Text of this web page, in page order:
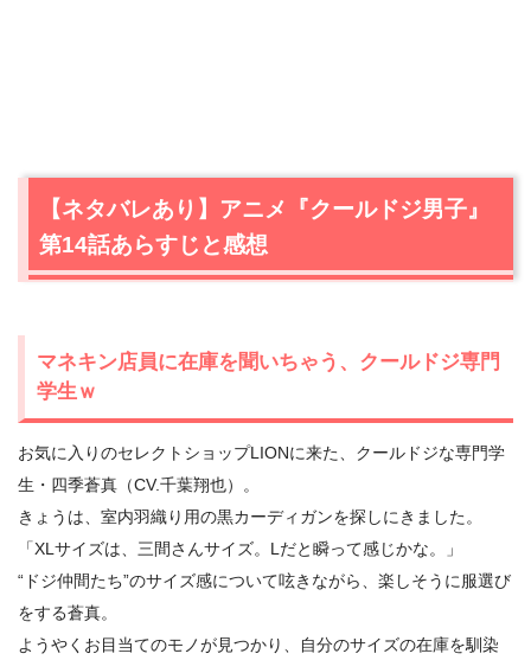
【ネタバレあり】アニメ『クールドジ男子』
第14話あらすじと感想
マネキン店員に在庫を聞いちゃう、クールドジ専門
学生ｗ
お気に入りのセレクトショップLIONに来た、クールドジな専門学
生・四季蒼真（CV.千葉翔也）。
きょうは、室内羽織り用の黒カーディガンを探しにきました。
「XLサイズは、三間さんサイズ。Lだと瞬って感じかな。」
“ドジ仲間たち”のサイズ感について呟きながら、楽しそうに服選び
をする蒼真。
ようやくお目当てのモノが見つかり、自分のサイズの在庫を馴染